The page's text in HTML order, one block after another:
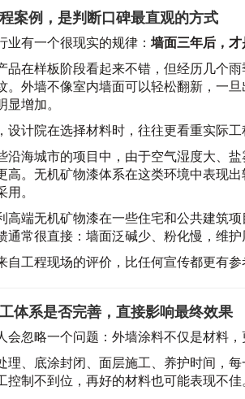
案例，是判断口碑最直观的方式
业有一个很现实的规律：墙面三年后，才
品在样板阶段看起来不错，但经历几个
。外墙不像室内墙面可以轻松翻新，一
显增加。
设计院在选择材料时，往往更看重实际工
沿海城市的项目中，由于空气湿度大、
高。无机矿物漆体系在这类环境中表现
用。
高端无机矿物漆在一些住宅和公共建筑
通常很直接：墙面泛碱少、粉化慢，维护
自工程现场的评价，比任何宣传都更有参
体系是否完善，直接影响最终效果
会忽略一个问题：外墙涂料不仅是材料，
理、底涂封闭、面层施工、养护时间，
控制不到位，再好的材料也可能表现不佳